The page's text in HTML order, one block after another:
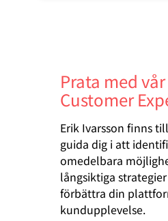
Prata med
Customer
Erik Ivarsson finns
guida dig i att
omedelbara
långsiktiga
förbättra din
kundupplevelse.